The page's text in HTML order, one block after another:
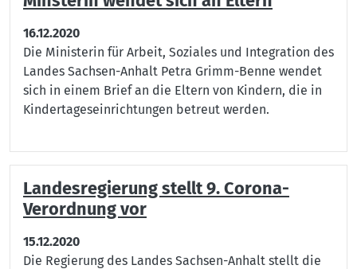
16.12.2020
Die Ministerin für Arbeit, Soziales und Integration des
Landes Sachsen-Anhalt Petra Grimm-Benne wendet
sich in einem Brief an die Eltern von Kindern, die in
Kindertageseinrichtungen betreut werden.
Landesregierung stellt 9. Corona-
Verordnung vor
15.12.2020
Die Regierung des Landes Sachsen-Anhalt stellt die